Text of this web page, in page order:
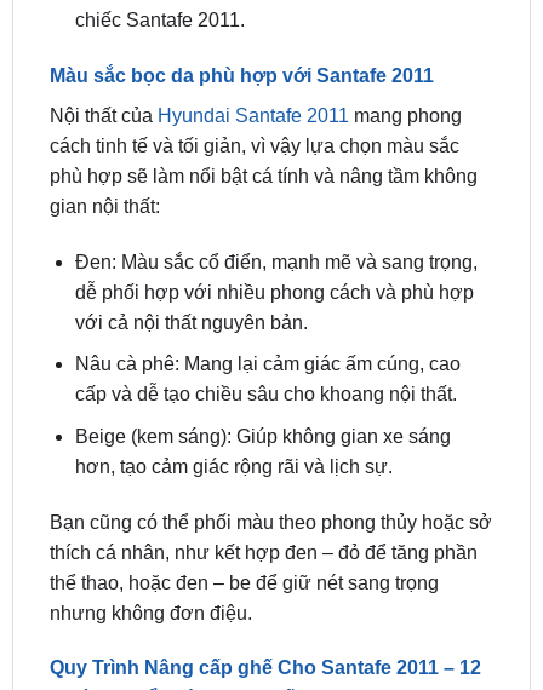
Màu sắc bọc da phù hợp với Santafe 2011
cách tinh tế và tối giản, vì vậy lựa chọn màu sắc
phù hợp sẽ làm nổi bật cá tính và nâng tầm không
gian nội thất:
Đen: Màu sắc cổ điển, mạnh mẽ và sang trọng,
với cả nội thất nguyên bản.
Nâu cà phê: Mang lại cảm giác ấm cúng, cao
cấp và dễ tạo chiều sâu cho khoang nội thất.
Beige (kem sáng): Giúp không gian xe sáng
hơn, tạo cảm giác rộng rãi và lịch sự.
Bạn cũng có thể phối màu theo phong thủy hoặc sở
thể thao, hoặc đen – be để giữ nét sang trọng
nhưng không đơn điệu.
Quy Trình Nâng cấp ghế Cho Santafe 2011 – 12